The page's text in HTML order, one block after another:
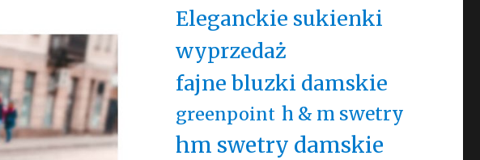
Eleganckie sukienki
wyprzedaż
fajne bluzki damskie
greenpoint h & m swetry
hm swetry damskie